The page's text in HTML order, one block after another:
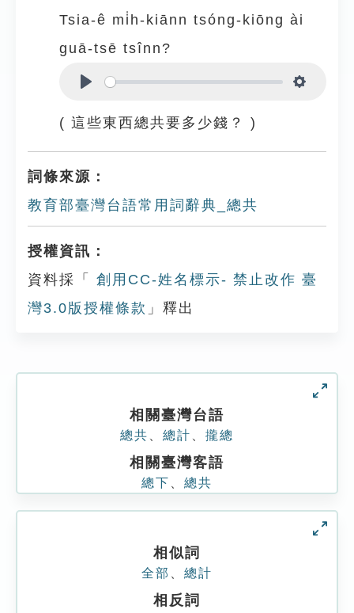
Tsia-ê mi̍h-kiānn tsóng-kiōng ài
guā-tsē tsînn?
( 這些東西總共要多少錢？ )
詞條來源：
教育部臺灣台語常用詞辭典_總共
授權資訊：
資料採「
創用CC-姓名標示- 禁止改作 臺
灣3.0版授權條款 」釋出
相關臺灣台語
總共 總計 攏總
相關臺灣客語
總下 總共
相似詞
全部 總計
相反詞